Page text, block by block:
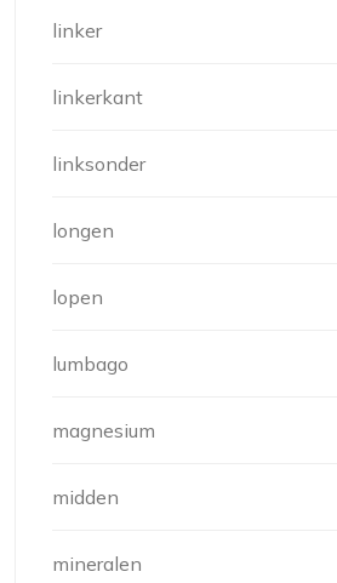
linker
linkerkant
linksonder
longen
lopen
lumbago
magnesium
midden
mineralen